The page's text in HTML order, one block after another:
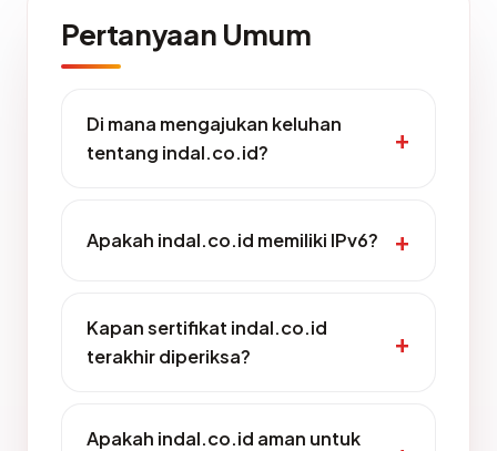
Pertanyaan Umum
Di mana mengajukan keluhan
tentang indal.co.id?
Apakah indal.co.id memiliki IPv6?
Kapan sertifikat indal.co.id
terakhir diperiksa?
Apakah indal.co.id aman untuk